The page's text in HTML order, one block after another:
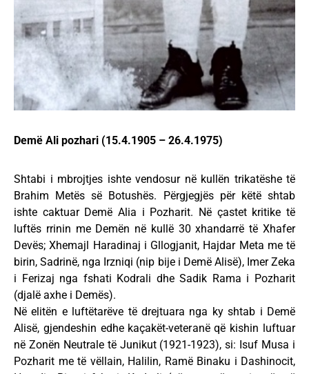
Demë Ali pozhari (15.4.1905 – 26.4.1975)
Shtabi i mbrojtjes ishte vendosur në kullën trikatëshe të
Brahim Metës së Botushës. Përgjegjës për këtë shtab
ishte caktuar Demë Alia i Pozharit. Në çastet kritike të
luftës rrinin me Demën në kullë 30 xhandarrë të Xhafer
Devës; Xhemajl Haradinaj i Gllogjanit, Hajdar Meta me të
birin, Sadrinë, nga Irzniqi (nip bije i Demë Alisë), Imer Zeka
i Ferizaj nga fshati Kodrali dhe Sadik Rama i Pozharit
(djalë axhe i Demës).
Në elitën e luftëtarëve të drejtuara nga ky shtab i Demë
Alisë, gjendeshin edhe kaçakët-veteranë që kishin luftuar
në Zonën Neutrale të Junikut (1921-1923), si: Isuf Musa i
Pozharit me të vëllain, Halilin, Ramë Binaku i Dashinocit,